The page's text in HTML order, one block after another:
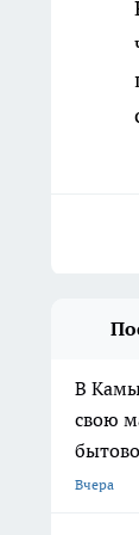
В
свою
Вчера